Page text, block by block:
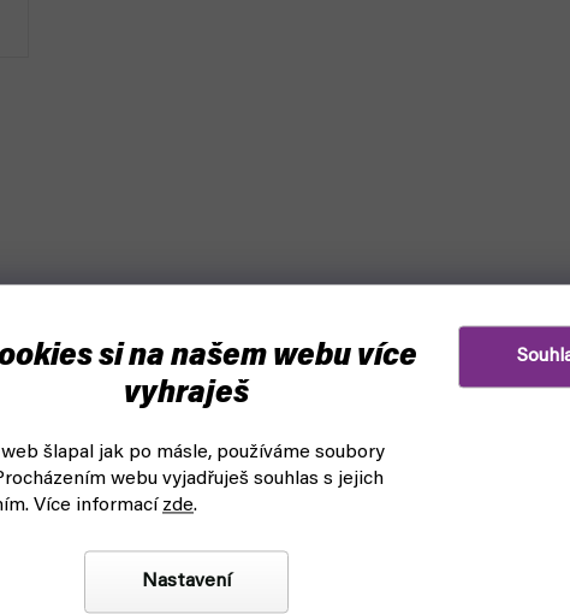
si na našem webu více
vyhraješ
šlapal jak po másle, používáme soubory
webu vyjadřuješ souhlas s jejich
Více informací zde.
Nastavení